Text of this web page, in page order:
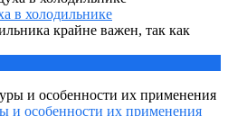
в холодильнике
крайне важен, так как
и особенности их применения